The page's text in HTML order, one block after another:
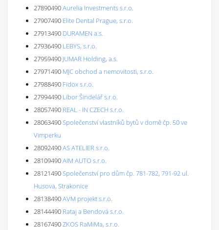
27890490Aurelia Investments s.r.o.
27907490 Elite Dental Prague, s.r.o.
27913490 DURAMEN a.s.
27936490 LEBYS, s.r.o.
27959490 JUMAR Holding, a.s.
27971490 MJC obchod a nemovitosti, s.r.o.
27988490 Fidox s.r.o.
27994490 Libor Šindelář s.r.o.
28057490 REAL - IN CZECH s.r.o.
28063490Společenství vlastníků bytů v domě čp. 50 ve
Vimperku
28092490AS ATELIER s.r.o.
28109490AIM AUTO s.r.o.
28121490Společenství pro dům čp. 781-782, 791-92 ul.
Husova, Strakonice
28138490AVM projekt s.r.o.
28144490 Rataj a Bendová s.r.o.
28167490ZKOS RaMiMa, s.r.o.